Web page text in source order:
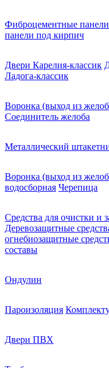
Фиброцементные
панели под кирпич
Двери Карелия-классик
Ладога-классик
Воронка (выход из
Соединитель желоба
Металлический
Воронка (выход из
водосборная Черепица
Средства для очистки и
Деревозащитные
огнебиозащитные
составы
Ондулин
Пароизоляция
Двери ПВХ